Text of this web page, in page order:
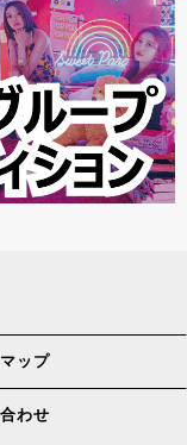
ップ
わせ